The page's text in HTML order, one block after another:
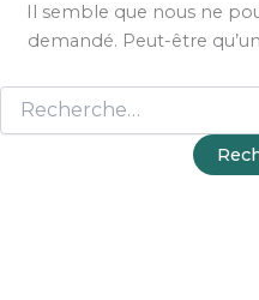
Il semble que nous ne
demandé. Peut-être